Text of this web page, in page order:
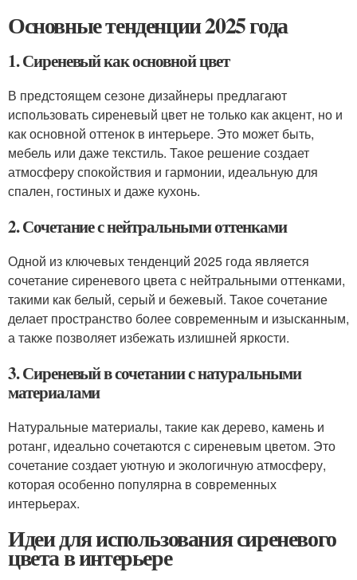
Основные тенденции 2025 года
1. Сиреневый как основной цвет
В предстоящем сезоне дизайнеры предлагают
использовать сиреневый цвет не только как акцент, но и
как основной оттенок в интерьере. Это может быть,
мебель или даже текстиль. Такое решение создает
атмосферу спокойствия и гармонии, идеальную для
спален, гостиных и даже кухонь.
2. Сочетание с нейтральными оттенками
Одной из ключевых тенденций 2025 года является
сочетание сиреневого цвета с нейтральными оттенками,
такими как белый, серый и бежевый. Такое сочетание
делает пространство более современным и изысканным,
а также позволяет избежать излишней яркости.
3. Сиреневый в сочетании с натуральными
материалами
Натуральные материалы, такие как дерево, камень и
ротанг, идеально сочетаются с сиреневым цветом. Это
сочетание создает уютную и экологичную атмосферу,
которая особенно популярна в современных
интерьерах.
Идеи для использования сиреневого
цвета в интерьере